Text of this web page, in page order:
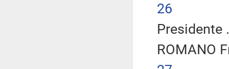
26
Presidente
ROMANO